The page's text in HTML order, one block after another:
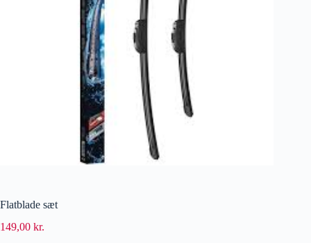
Flatblade sæt
149,00 kr.